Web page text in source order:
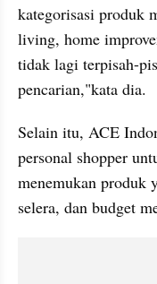
kategorisasi produk
living, home
tidak lagi terpisah-
pencarian,"kata dia.
Selain itu, ACE
personal shopper
menemukan produk
selera, dan budget